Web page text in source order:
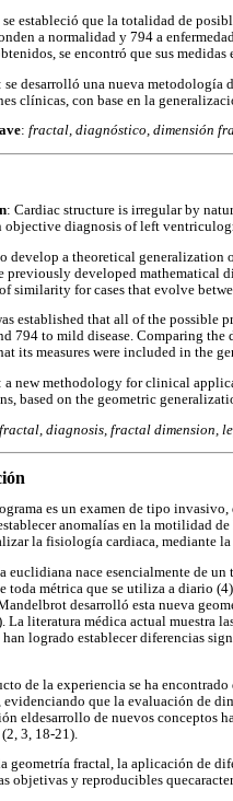
se estableció que la totalidad de
a normalidad y 794 a
se encontró que sus
: se desarrolló una nueva
clínicas, con base en la
: fractal, diagnóstico, dimensión
: Cardiac structure is irregular by
objective diagnosis of left
develop a theoretical generalization
previously developed mathematical
similarity for cases that evolve
established that all of the possible
794 to mild disease. Comparing
its measures were included in the
: a new methodology for clinical
based on the geometric
fractal, diagnosis, fractal dimension,
es un examen de tipo
anomalías en la motilidad
la fisiología cardiaca, mediante
euclidiana nace esencialmente de
toda métrica que se utiliza a diario
desarrolló esta nueva
La literatura médica actual muestra
han logrado establecer diferencias
de la experiencia se ha
evidenciando que la evaluación de
eldesarrollo de nuevos conceptos
3, 18-21).
geometría fractal, la aplicación de
objetivas y reproducibles